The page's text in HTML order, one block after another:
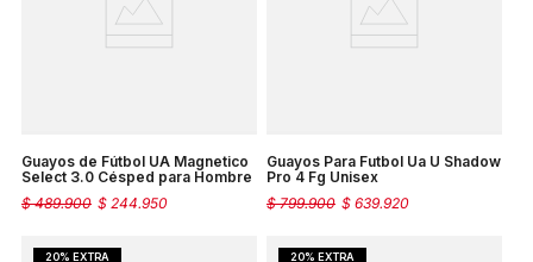
Guayos de Fútbol UA Magnetico
Select 3.0 Césped para Hombre
$ 244.950
$ 489.900
Guayos Para Futbol Ua U Shadow
Pro 4 Fg Unisex
$ 639.920
$ 799.900